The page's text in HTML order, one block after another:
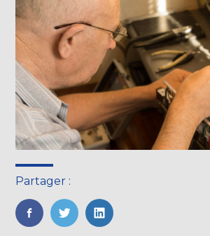
Partager :
FaceBook
TwitterLinkedIn